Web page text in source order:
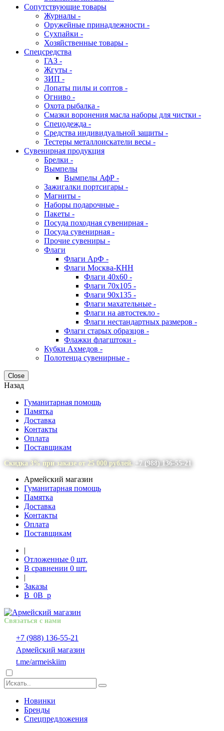
Сопутствующие товары
Журналы -
Оружейные принадлежности -
Сухпайки -
Хозяйственные товары -
Спецсредства
ГАЗ -
Жгуты -
ЗИП -
Лопаты пилы и соптов -
Огниво -
Охота рыбалка -
Смазки воронения масла наборы для чистки -
Спецодежда -
Средства индивидуальной защиты -
Тестеры металлоискатели весы -
Сувенирная продукция
Брелки -
Вымпелы
Вымпелы АфР -
Зажигалки портсигары -
Магниты -
Наборы подарочные -
Пакеты -
Посуда походная сувенирная -
Посуда сувенирная -
Прочие сувениры -
Флаги
Флаги АрФ -
Флаги Москва-КНН
Флаги 40х60 -
Флаги 70х105 -
Флаги 90х135 -
Флаги махательные -
Флаги на автостекло -
Флаги нестандартных размеров -
Флаги старых образцов -
Флажки флагштоки -
Кубки Ахмедов -
Полотенца сувенирные -
Close
Назад
Гуманитарная помощь
Памятка
Доставка
Контакты
Оплата
Поставщикам
Скидка 3% при заказе от 25 000 рублей. +7 (988) 136-55-21
Армейский магазин
Гуманитарная помощь
Памятка
Доставка
Контакты
Оплата
Поставщикам
|
Отложенные 0 шт.
В сравнении 0 шт.
|
Заказы
В 0В p
Связаться с нами
+7 (988) 136-55-21
Армейский магазин
t.me/armeiskiim
Новинки
Бренды
Спецпредложения